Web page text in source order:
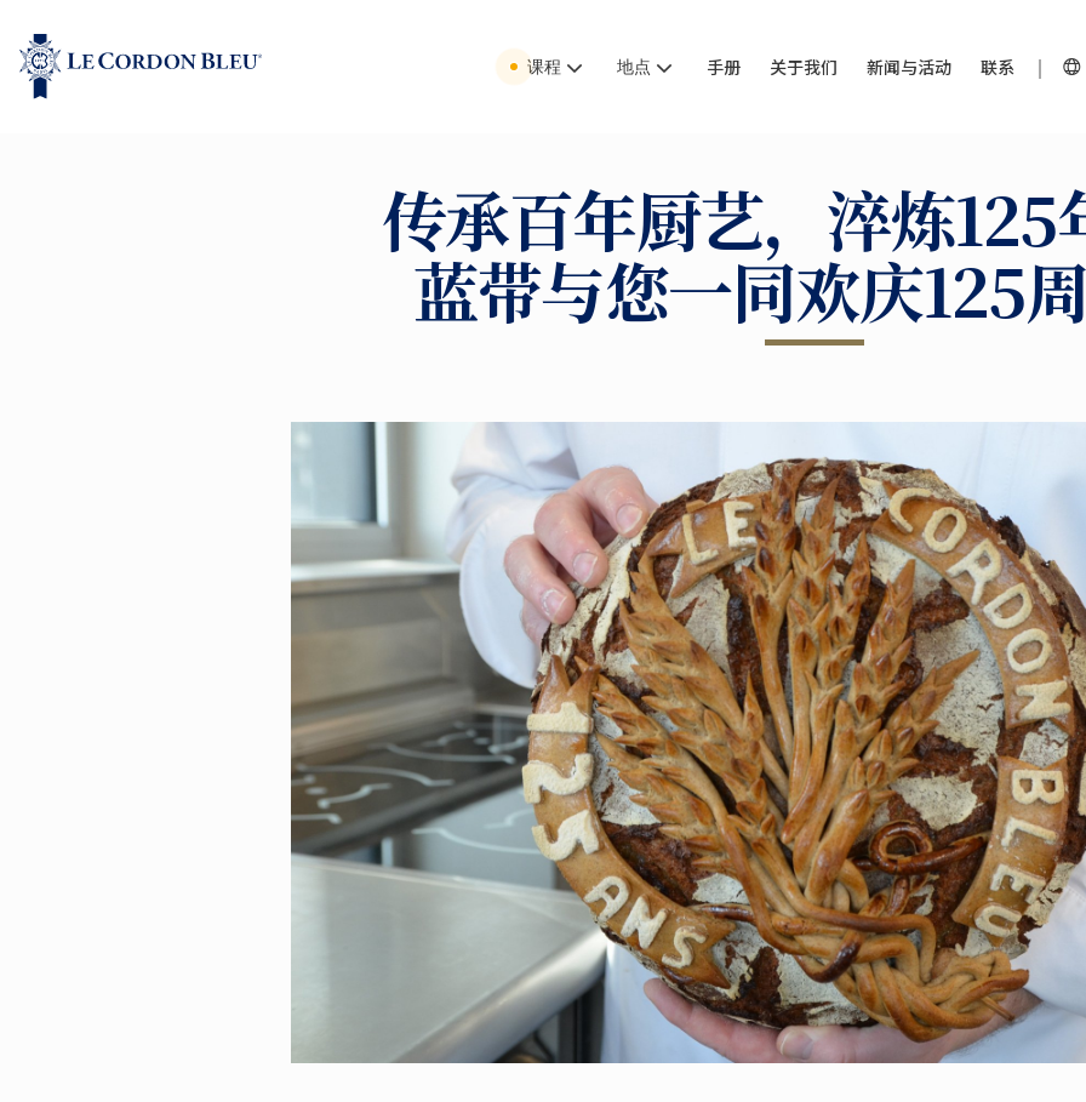
课程 地点 手册 关于我们 新闻与活动 联系
传承百年厨艺，淬炼125
蓝带与您一同欢庆125